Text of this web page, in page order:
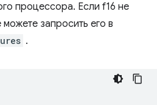
процессора. Если f16 не
запросить его в
.